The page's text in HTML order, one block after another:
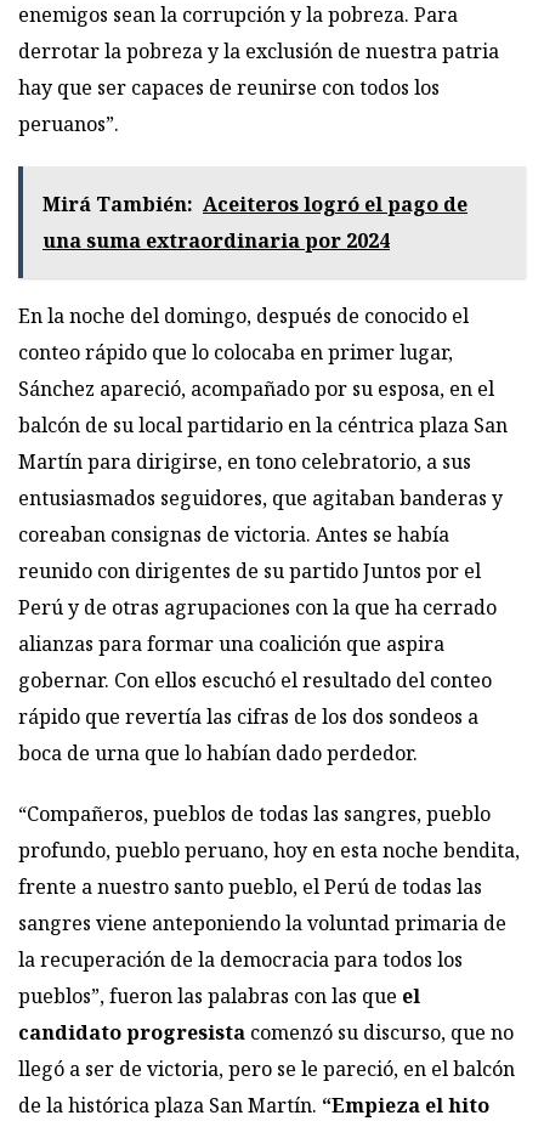
enemigos sean la corrupción y la pobreza. Para
derrotar la pobreza y la exclusión de nuestra patria
hay que ser capaces de reunirse con todos los
peruanos”.
Mirá También: Aceiteros logró el pago de
una suma extraordinaria por 2024
En la noche del domingo, después de conocido el
conteo rápido que lo colocaba en primer lugar,
Sánchez apareció, acompañado por su esposa, en el
balcón de su local partidario en la céntrica plaza San
Martín para dirigirse, en tono celebratorio, a sus
entusiasmados seguidores, que agitaban banderas y
coreaban consignas de victoria. Antes se había
reunido con dirigentes de su partido Juntos por el
Perú y de otras agrupaciones con la que ha cerrado
alianzas para formar una coalición que aspira
gobernar. Con ellos escuchó el resultado del conteo
rápido que revertía las cifras de los dos sondeos a
boca de urna que lo habían dado perdedor.
“Compañeros, pueblos de todas las sangres, pueblo
profundo, pueblo peruano, hoy en esta noche bendita,
frente a nuestro santo pueblo, el Perú de todas las
sangres viene anteponiendo la voluntad primaria de
la recuperación de la democracia para todos los
pueblos”, fueron las palabras con las que el
candidato progresista comenzó su discurso, que no
llegó a ser de victoria, pero se le pareció, en el balcón
de la histórica plaza San Martín. “Empieza el hito